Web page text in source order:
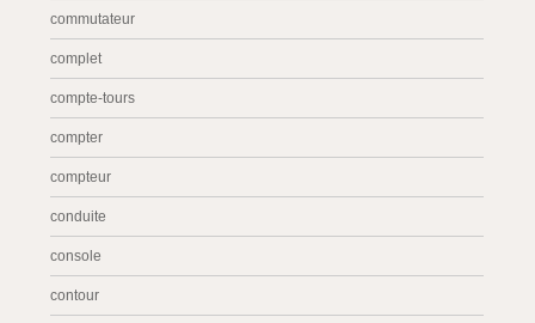
commutateur
complet
compte-tours
compter
compteur
conduite
console
contour